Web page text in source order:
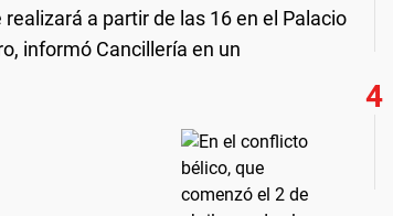
a partir de las 16 en el Palacio
informó Cancillería en un